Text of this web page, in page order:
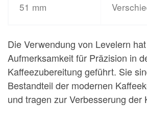
51 mm
Die Verwendung von Levelern
Aufmerksamkeit für Präzision in
Kaffeezubereitung geführt. Sie
Bestandteil der modernen
und tragen zur Verbesserung der